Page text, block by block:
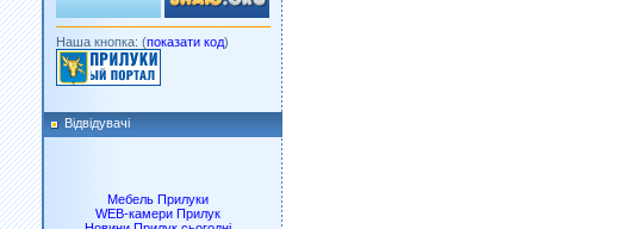
Наша кнопка: (показати код)
Відвідувачі
Мебель Прилуки
WEB-камери Прилук